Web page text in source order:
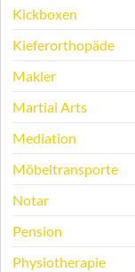
Kickboxen
Kieferorthopäde
Makler
Martial Arts
Mediation
Möbeltransporte
Notar
Pension
Physiotherapie